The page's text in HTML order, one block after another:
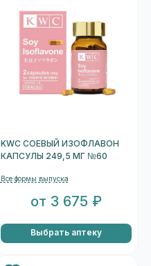
KWC СОЕВЫЙ ИЗОФЛАВОН
КАПСУЛЫ 249,5 МГ №60
Все формы выпуска
от 3 675 ₽
Выбрать аптеку